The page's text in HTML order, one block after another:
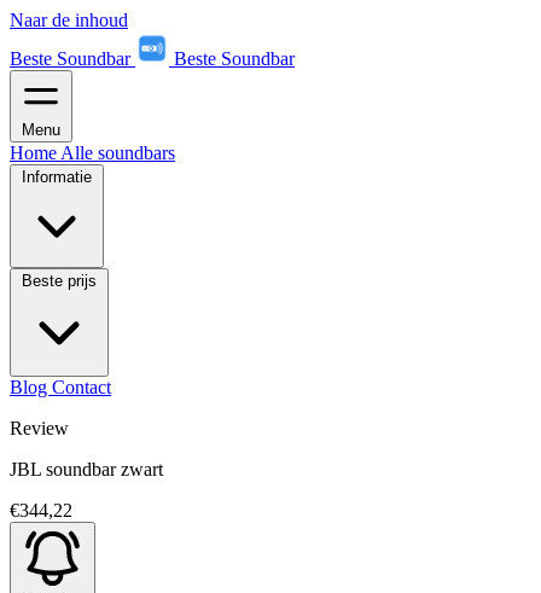
Naar de inhoud
Beste Soundbar
Beste Soundbar
Menu
Home Alle soundbars
Informatie
Beste prijs
Blog Contact
Review
JBL soundbar zwart
€344,22